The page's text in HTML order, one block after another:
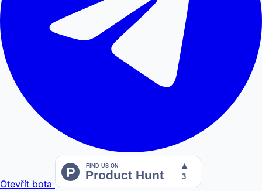
Otevřít bota